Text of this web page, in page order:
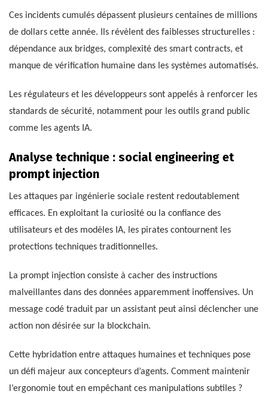
Ces incidents cumulés dépassent plusieurs centaines de millions
de dollars cette année. Ils révèlent des faiblesses structurelles :
dépendance aux bridges, complexité des smart contracts, et
manque de vérification humaine dans les systèmes automatisés.
Les régulateurs et les développeurs sont appelés à renforcer les
standards de sécurité, notamment pour les outils grand public
comme les agents IA.
Analyse technique : social engineering et
prompt injection
Les attaques par ingénierie sociale restent redoutablement
efficaces. En exploitant la curiosité ou la confiance des
utilisateurs et des modèles IA, les pirates contournent les
protections techniques traditionnelles.
La prompt injection consiste à cacher des instructions
malveillantes dans des données apparemment inoffensives. Un
message codé traduit par un assistant peut ainsi déclencher une
action non désirée sur la blockchain.
Cette hybridation entre attaques humaines et techniques pose
un défi majeur aux concepteurs d’agents. Comment maintenir
l’ergonomie tout en empêchant ces manipulations subtiles ?